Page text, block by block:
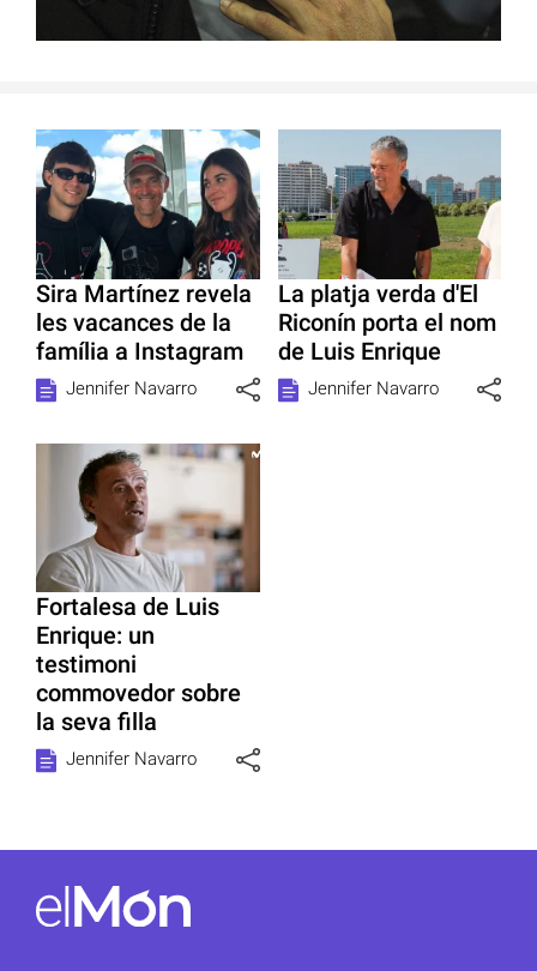
Sira Martínez revela
les vacances de la
família a Instagram
Jennifer Navarro
La platja verda d'El
Riconín porta el nom
de Luis Enrique
Jennifer Navarro
Fortalesa de Luis
Enrique: un
testimoni
commovedor sobre
la seva filla
Jennifer Navarro